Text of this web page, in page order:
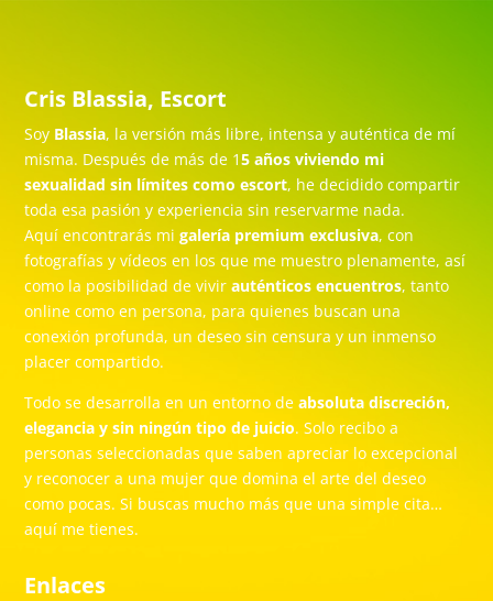
Cris Blassia, Escort
Soy Blassia, la versión más libre, intensa y auténtica de mí
misma. Después de más de 15 años viviendo mi
sexualidad sin límites como escort, he decidido compartir
toda esa pasión y experiencia sin reservarme nada.
Aquí encontrarás migalería premium exclusiva, con
fotografías y vídeos en los que me muestro plenamente, así
como la posibilidad de vivirauténticos encuentros, tanto
online como en persona, para quienes buscan una
conexión profunda, un deseo sin censura y un inmenso
placer compartido.
Todo se desarrolla en un entorno deabsoluta discreción,
elegancia y sin ningún tipo de juicio. Solo recibo a
personas seleccionadas que saben apreciar lo excepcional
y reconocer a una mujer que domina el arte del deseo
como pocas. Si buscas mucho más que una simple cita…
aquí me tienes.
Enlaces